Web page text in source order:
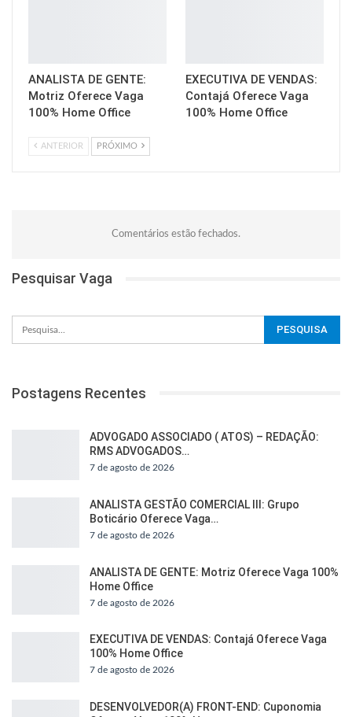
ANALISTA DE GENTE:
Motriz Oferece Vaga
100% Home Office
EXECUTIVA DE VENDAS:
Contajá Oferece Vaga
100% Home Office
ANTERIOR PRÓXIMO
Comentários estão fechados.
Pesquisar Vaga
Postagens Recentes
ADVOGADO ASSOCIADO ( ATOS) – REDAÇÃO:
RMS ADVOGADOS…
7 de agosto de 2026
ANALISTA GESTÃO COMERCIAL III: Grupo
Boticário Oferece Vaga…
7 de agosto de 2026
ANALISTA DE GENTE: Motriz Oferece Vaga 100%
Home Office
7 de agosto de 2026
EXECUTIVA DE VENDAS: Contajá Oferece Vaga
100% Home Office
7 de agosto de 2026
DESENVOLVEDOR(A) FRONT-END: Cuponomia